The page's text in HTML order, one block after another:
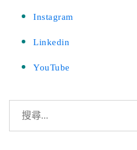
Instagram
Linkedin
YouTube